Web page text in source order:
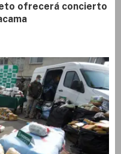
ofrecerá concierto